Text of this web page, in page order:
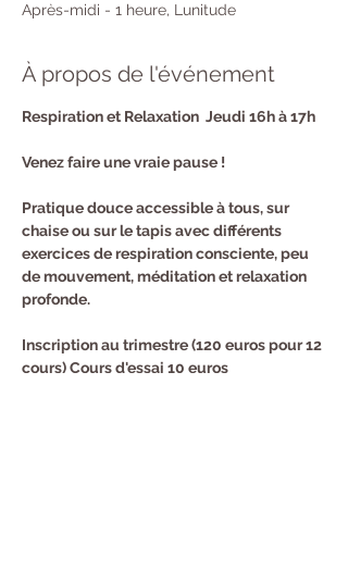
Après-midi - 1 heure, Lunitude
À propos de l'événement
Respiration et Relaxation  Jeudi 16h à 17h
Venez faire une vraie pause !
Pratique douce accessible à tous, sur
chaise ou sur le tapis avec différents
exercices de respiration consciente, peu
de mouvement, méditation et relaxation
profonde.
Inscription au trimestre (120 euros pour 12
cours) Cours d'essai 10 euros